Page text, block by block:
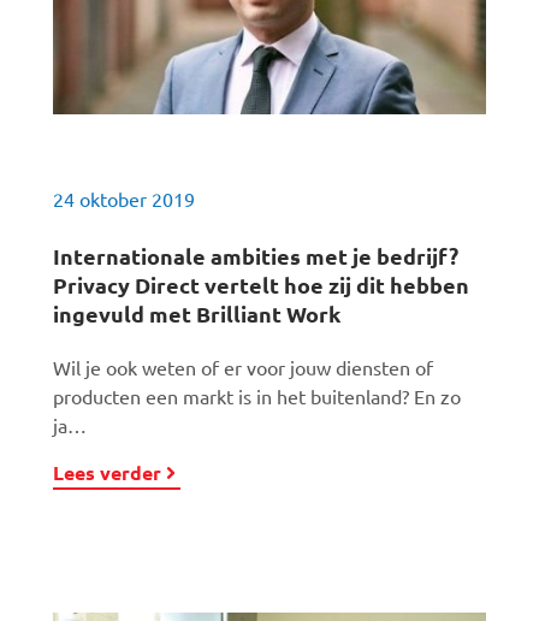
24 oktober 2019
Internationale ambities met je bedrijf?
Privacy Direct vertelt hoe zij dit hebben
ingevuld met Brilliant Work
Wil je ook weten of er voor jouw diensten of
producten een markt is in het buitenland? En zo
ja…
Lees verder